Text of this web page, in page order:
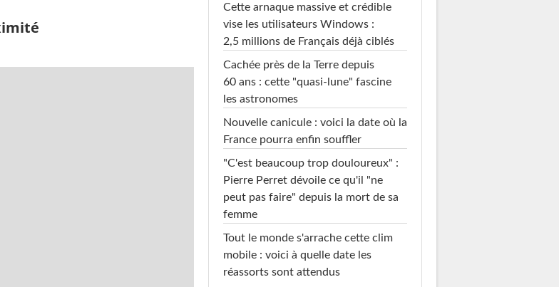
Cette arnaque massive et crédible
vise les utilisateurs Windows :
2,5 millions de Français déjà ciblés
Cachée près de la Terre depuis
60 ans : cette "quasi-lune" fascine
les astronomes
Nouvelle canicule : voici la date où la
France pourra enfin souffler
"C'est beaucoup trop douloureux" :
Pierre Perret dévoile ce qu'il "ne
peut pas faire" depuis la mort de sa
femme
Tout le monde s'arrache cette clim
mobile : voici à quelle date les
réassorts sont attendus